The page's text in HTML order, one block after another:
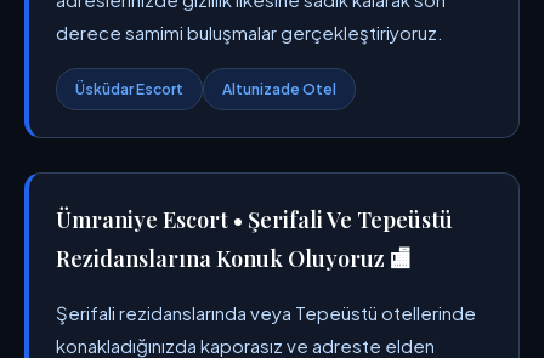
derece samimi buluşmalar gerçekleştiriyoruz.
Üsküdar Escort Altunizade Otel
Ümraniye Escort • Şerifali Ve Tepeüstü
Rezidanslarına Konuk Oluyoruz 🏬
Şerifali rezidanslarında veya Tepeüstü otellerinde
konakladığınızda kaporasız ve adreste elden